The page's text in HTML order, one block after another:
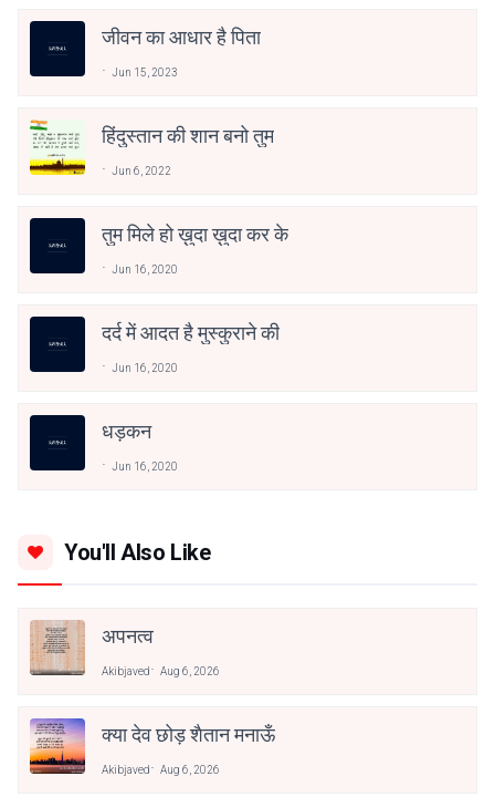
जीवन का आधार है पिता
Jun 15, 2023
हिंदुस्तान की शान बनो तुम
Jun 6, 2022
तुम मिले हो ख़ुदा ख़ुदा कर के
Jun 16, 2020
दर्द में आदत है मुस्कुराने की
Jun 16, 2020
धड़कन
Jun 16, 2020
You'll Also Like
अपनत्व
Akibjaved Aug 6, 2026
क्या देव छोड़ शैतान मनाऊँ
Akibjaved Aug 6, 2026